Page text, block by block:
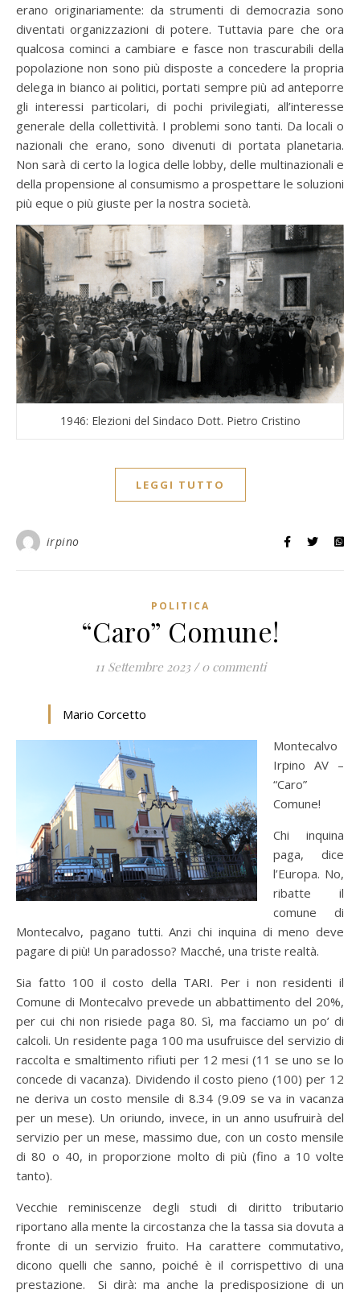
erano originariamente: da strumenti di democrazia sono
diventati organizzazioni di potere. Tuttavia pare che ora
qualcosa cominci a cambiare e fasce non trascurabili della
popolazione non sono più disposte a concedere la propria
delega in bianco ai politici, portati sempre più ad anteporre
gli interessi particolari, di pochi privilegiati, all’interesse
generale della collettività. I problemi sono tanti. Da locali o
nazionali che erano, sono divenuti di portata planetaria.
Non sarà di certo la logica delle lobby, delle multinazionali e
della propensione al consumismo a prospettare le soluzioni
più eque o più giuste per la nostra società.
1946: Elezioni del Sindaco Dott. Pietro Cristino
LEGGI TUTTO
irpino
POLITICA
“Caro” Comune!
11 Settembre 2023 / 0 commenti
Mario Corcetto
Montecalvo
Irpino AV –
“Caro”
Comune!
Chi inquina
paga, dice
l’Europa. No,
ribatte il
comune di
Montecalvo, pagano tutti. Anzi chi inquina di meno deve
pagare di più! Un paradosso? Macché, una triste realtà.
Sia fatto 100 il costo della TARI. Per i non residenti il
Comune di Montecalvo prevede un abbattimento del 20%,
per cui chi non risiede paga 80. Sì, ma facciamo un po’ di
calcoli. Un residente paga 100 ma usufruisce del servizio di
raccolta e smaltimento rifiuti per 12 mesi (11 se uno se lo
concede di vacanza). Dividendo il costo pieno (100) per 12
ne deriva un costo mensile di 8.34 (9.09 se va in vacanza
per un mese). Un oriundo, invece, in un anno usufruirà del
servizio per un mese, massimo due, con un costo mensile
di 80 o 40, in proporzione molto di più (fino a 10 volte
tanto).
Vecchie reminiscenze degli studi di diritto tributario
riportano alla mente la circostanza che la tassa sia dovuta a
fronte di un servizio fruito. Ha carattere commutativo,
dicono quelli che sanno, poiché è il corrispettivo di una
prestazione. Si dirà: ma anche la predisposizione di un